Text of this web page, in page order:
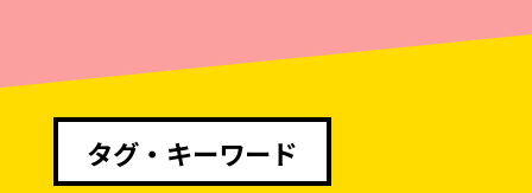
タグ・キーワード